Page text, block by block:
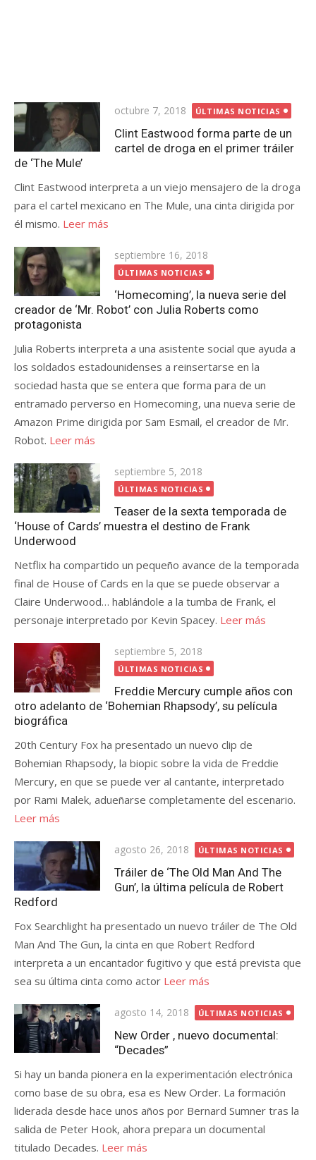
Publicada
el
octubre 7, 2018 ÚLTIMAS NOTICIAS
Clint Eastwood forma parte de un
cartel de droga en el primer tráiler
de ‘The Mule’
Clint Eastwood interpreta a un viejo mensajero de la droga
para el cartel mexicano en The Mule, una cinta dirigida por
él mismo. Leer más
Publicada
el
septiembre 16, 2018
ÚLTIMAS NOTICIAS
‘Homecoming’, la nueva serie del
creador de ‘Mr. Robot’ con Julia Roberts como
protagonista
Julia Roberts interpreta a una asistente social que ayuda a
los soldados estadounidenses a reinsertarse en la
sociedad hasta que se entera que forma para de un
entramado perverso en Homecoming, una nueva serie de
Amazon Prime dirigida por Sam Esmail, el creador de Mr.
Robot. Leer más
Publicada
el
septiembre 5, 2018
ÚLTIMAS NOTICIAS
Teaser de la sexta temporada de
‘House of Cards’ muestra el destino de Frank
Underwood
Netflix ha compartido un pequeño avance de la temporada
final de House of Cards en la que se puede observar a
Claire Underwood… hablándole a la tumba de Frank, el
personaje interpretado por Kevin Spacey. Leer más
Publicada
el
septiembre 5, 2018
ÚLTIMAS NOTICIAS
Freddie Mercury cumple años con
otro adelanto de ‘Bohemian Rhapsody’, su película
biográfica
20th Century Fox ha presentado un nuevo clip de
Bohemian Rhapsody, la biopic sobre la vida de Freddie
Mercury, en que se puede ver al cantante, interpretado
por Rami Malek, adueñarse completamente del escenario.
Leer más
Publicada
el
agosto 26, 2018 ÚLTIMAS NOTICIAS
Tráiler de ‘The Old Man And The
Gun’, la última película de Robert
Redford
Fox Searchlight ha presentado un nuevo tráiler de The Old
Man And The Gun, la cinta en que Robert Redford
interpreta a un encantador fugitivo y que está prevista que
sea su última cinta como actor Leer más
Publicada
el
agosto 14, 2018 ÚLTIMAS NOTICIAS
New Order , nuevo documental:
“Decades”
Si hay un banda pionera en la experimentación electrónica
como base de su obra, esa es New Order. La formación
liderada desde hace unos años por Bernard Sumner tras la
salida de Peter Hook, ahora prepara un documental
titulado Decades. Leer más